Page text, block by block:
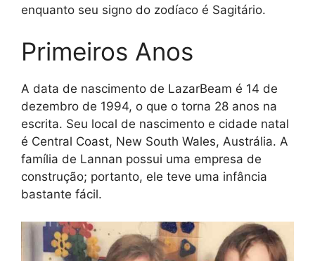
enquanto seu signo do zodíaco é Sagitário.
Primeiros Anos
A data de nascimento de LazarBeam é 14 de
dezembro de 1994, o que o torna 28 anos na
escrita. Seu local de nascimento e cidade natal
é Central Coast, New South Wales, Austrália. A
família de Lannan possui uma empresa de
construção; portanto, ele teve uma infância
bastante fácil.